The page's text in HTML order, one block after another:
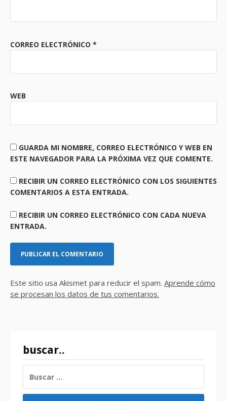
CORREO ELECTRÓNICO *
WEB
GUARDA MI NOMBRE, CORREO ELECTRÓNICO Y WEB EN
ESTE NAVEGADOR PARA LA PRÓXIMA VEZ QUE COMENTE.
RECIBIR UN CORREO ELECTRÓNICO CON LOS SIGUIENTES
COMENTARIOS A ESTA ENTRADA.
RECIBIR UN CORREO ELECTRÓNICO CON CADA NUEVA
ENTRADA.
Este sitio usa Akismet para reducir el spam. Aprende cómo
se procesan los datos de tus comentarios.
buscar..